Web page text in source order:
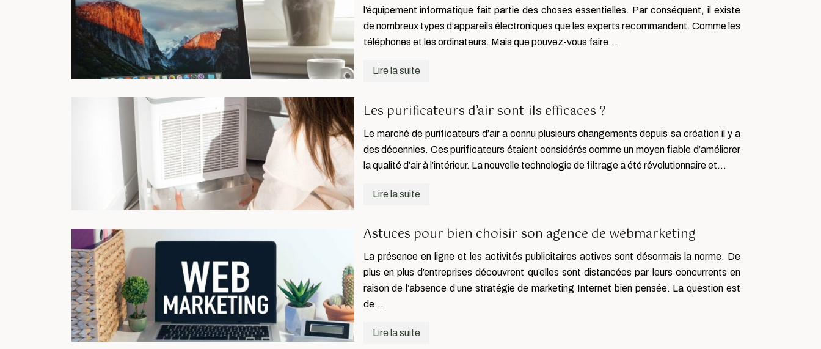
l’équipement informatique fait partie des choses essentielles. Par conséquent, il existe
de nombreux types d’appareils électroniques que les experts recommandent. Comme les
téléphones et les ordinateurs. Mais que pouvez-vous faire…
Lire la suite
Les purificateurs d’air sont-ils efficaces ?
Le marché de purificateurs d’air a connu plusieurs changements depuis sa création il y a
des décennies. Ces purificateurs étaient considérés comme un moyen fiable d’améliorer
la qualité d’air à l’intérieur. La nouvelle technologie de filtrage a été révolutionnaire et…
Lire la suite
Astuces pour bien choisir son agence de webmarketing
La présence en ligne et les activités publicitaires actives sont désormais la norme. De
plus en plus d’entreprises découvrent qu’elles sont distancées par leurs concurrents en
raison de l’absence d’une stratégie de marketing Internet bien pensée. La question est
de…
Lire la suite